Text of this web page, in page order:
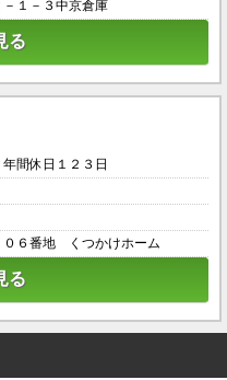
１－３中京倉庫
る
間休日１２３日
０６番地 くつかけホーム
る